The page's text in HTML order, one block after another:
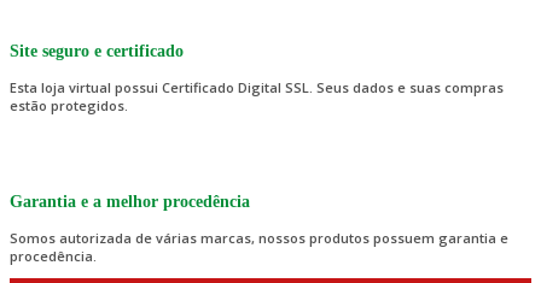
Site seguro e certificado
Esta loja virtual possui Certificado Digital SSL. Seus dados e suas compras
estão protegidos.
Garantia e a melhor procedência
Somos autorizada de várias marcas, nossos produtos possuem garantia e
procedência.